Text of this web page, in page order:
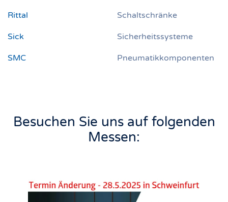
Rittal Schaltschränke
Sick Sicherheitssysteme
SMC Pneumatikkomponenten
Besuchen Sie uns auf folgenden
Messen: